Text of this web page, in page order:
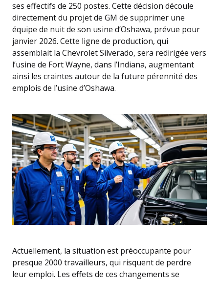
ses effectifs de 250 postes. Cette décision découle
directement du projet de GM de supprimer une
équipe de nuit de son usine d’Oshawa, prévue pour
janvier 2026. Cette ligne de production, qui
assemblait la Chevrolet Silverado, sera redirigée vers
l’usine de Fort Wayne, dans l’Indiana, augmentant
ainsi les craintes autour de la future pérennité des
emplois de l’usine d’Oshawa.
Actuellement, la situation est préoccupante pour
presque 2000 travailleurs, qui risquent de perdre
leur emploi. Les effets de ces changements se